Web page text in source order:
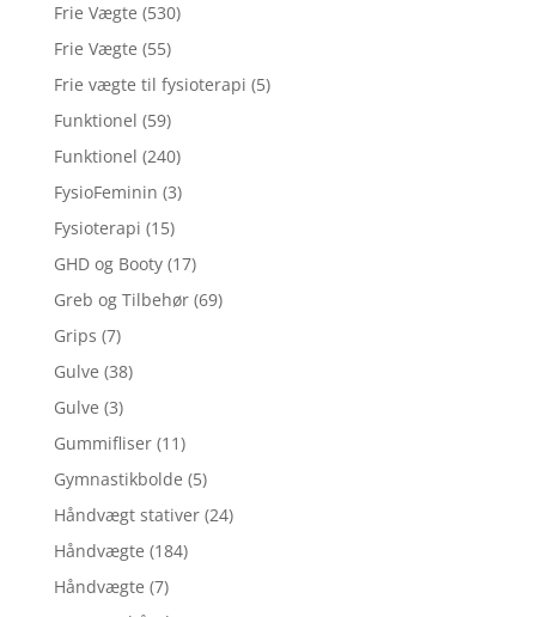
Frie Vægte (530)
Frie Vægte (55)
Frie vægte til fysioterapi (5)
Funktionel (59)
Funktionel (240)
FysioFeminin (3)
Fysioterapi (15)
GHD og Booty (17)
Greb og Tilbehør (69)
Grips (7)
Gulve (38)
Gulve (3)
Gummifliser (11)
Gymnastikbolde (5)
Håndvægt stativer (24)
Håndvægte (184)
Håndvægte (7)